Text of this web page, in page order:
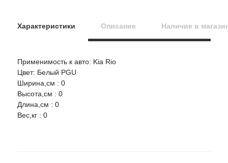
Характеристики Описание Наличие в
Применимость к авто: Kia Rio
Цвет: Белый PGU
Ширина,см : 0
Высота,см : 0
Длина,см : 0
Вес,кг : 0
Оцените товар:
Ваше имя